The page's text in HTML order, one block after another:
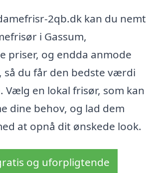
2qb.dk kan du nemt
i Gassum,
priser, og endda anmode
så du får den bedste værdi
Vælg en lokal frisør, som kan
dine behov, og lad dem
at opnå dit ønskede look.
og uforpligtende